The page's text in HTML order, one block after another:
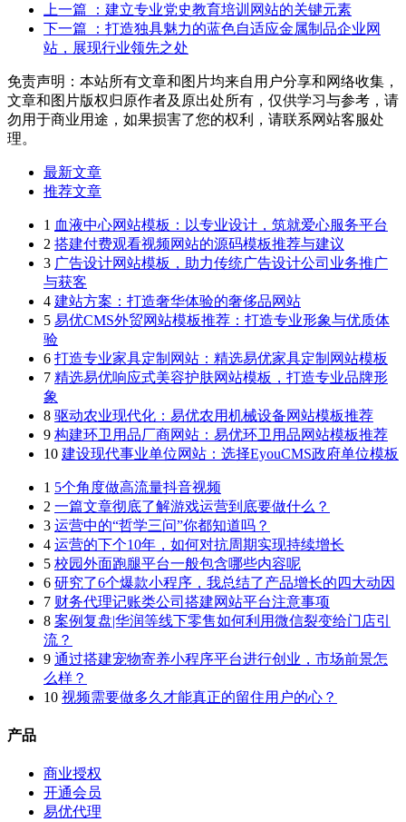
上一篇
：建立专业党史教育培训网站的关键元素
下一篇
：打造独具魅力的蓝色自适应金属制品企业网
站，展现行业领先之处
免责声明：本站所有文章和图片均来自用户分享和网络收集，
文章和图片版权归原作者及原出处所有，仅供学习与参考，请
勿用于商业用途，如果损害了您的权利，请联系网站客服处
理。
最新文章
推荐文章
1 血液中心网站模板：以专业设计，筑就爱心服务平台
2 搭建付费观看视频网站的源码模板推荐与建议
3 广告设计网站模板，助力传统广告设计公司业务推广
与获客
4 建站方案：打造奢华体验的奢侈品网站
5 易优CMS外贸网站模板推荐：打造专业形象与优质体
验
6 打造专业家具定制网站：精选易优家具定制网站模板
7 精选易优响应式美容护肤网站模板，打造专业品牌形
象
8 驱动农业现代化：易优农用机械设备网站模板推荐
9 构建环卫用品厂商网站：易优环卫用品网站模板推荐
10 建设现代事业单位网站：选择EyouCMS政府单位模板
1 5个角度做高流量抖音视频
2 一篇文章彻底了解游戏运营到底要做什么？
3 运营中的“哲学三问”你都知道吗？
4 运营的下个10年，如何对抗周期实现持续增长
5 校园外面跑腿平台一般包含哪些内容呢
6 研究了6个爆款小程序，我总结了产品增长的四大动因
7 财务代理记账类公司搭建网站平台注意事项
8 案例复盘|华润等线下零售如何利用微信裂变给门店引
流？
9 通过搭建宠物寄养小程序平台进行创业，市场前景怎
么样？
10 视频需要做多久才能真正的留住用户的心？
产品
商业授权
开通会员
易优代理